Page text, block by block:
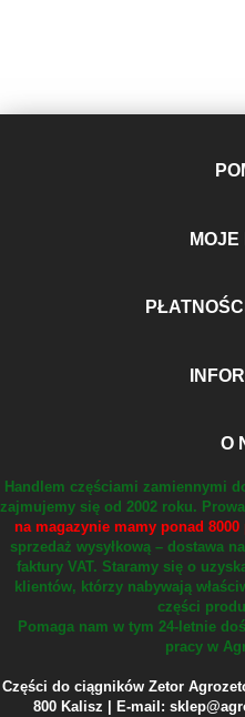
MOJE
O
Handlem częściami zamiennymi
zajmujemy się od 2002 roku.
na magazynie mamy ponad
sprzedaż wysyłkową – dostawa
faktury VAT. Staramy się o
klientów, którzy nabywają
części
Pomaga nam w tym 24-letnie
pracy w
Części do ciągników Zetor
800 Kalisz | E-mail: